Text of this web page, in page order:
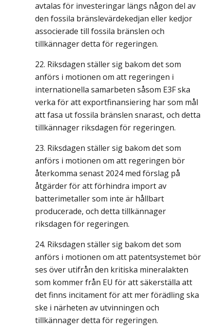
avtalas för investeringar längs någon del av
den fossila bränslevärdekedjan eller kedjor
associerade till fossila bränslen och
tillkännager detta för regeringen.
Riksdagen ställer sig bakom det som
anförs i motionen om att regeringen i
internationella samarbeten såsom E3F ska
verka för att exportfinansiering har som mål
att fasa ut fossila bränslen snarast, och detta
tillkännager riksdagen för regeringen.
Riksdagen ställer sig bakom det som
anförs i motionen om att regeringen bör
återkomma senast 2024 med förslag på
åtgärder för att förhindra import av
batterimetaller som inte är hållbart
producerade, och detta tillkännager
riksdagen för regeringen.
Riksdagen ställer sig bakom det som
anförs i motionen om att patentsystemet bör
ses över utifrån den kritiska mineralakten
som kommer från EU för att säkerställa att
det finns incitament för att mer förädling ska
ske i närheten av utvinningen och
tillkännager detta för regeringen.